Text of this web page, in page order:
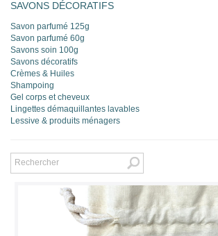
SAVONS DÉCORATIFS
Savon parfumé 125g
Savon parfumé 60g
Savons soin 100g
Savons décoratifs
Crèmes & Huiles
Shampoing
Gel corps et cheveux
Lingettes démaquillantes lavables
Lessive & produits ménagers